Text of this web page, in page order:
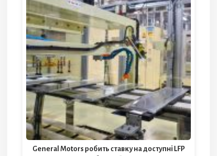
General Motors робить ставку на доступні LFP